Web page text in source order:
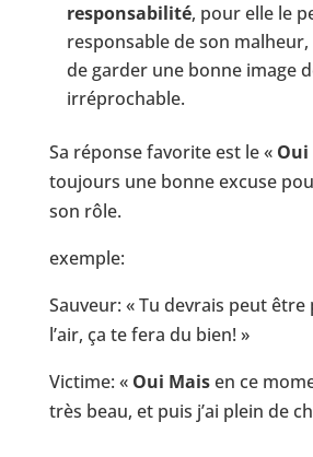
responsabilité, pour elle le
responsable de son
de garder une bonne image
irréprochable.
Sa réponse favorite est le « Oui
toujours une bonne excuse
son rôle.
exemple:
Sauveur: « Tu devrais peut
l’air, ça te fera du bien! »
Victime: « Oui Maisen ce
très beau, et puis j’ai plein de